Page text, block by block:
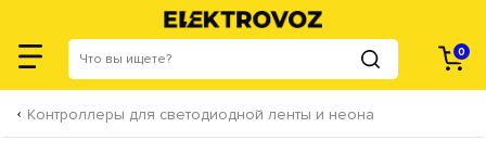
0
Контроллеры для светодиодной ленты и неона